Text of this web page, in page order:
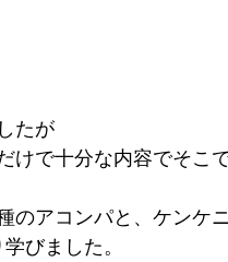
たが
けで十分な内容でそこ
のアコンパと、ケンケ
びました。